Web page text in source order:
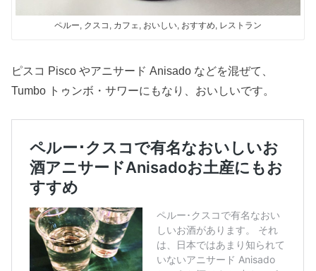
ペルー, クスコ, カフェ, おいしい, おすすめ, レストラン
ピスコ Pisco やアニサード Anisado などを混ぜて、
Tumbo トゥンボ・サワーにもなり、おいしいです。